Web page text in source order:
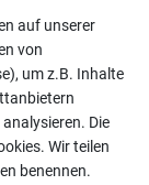
auf unserer
von
um z.B. Inhalte
Die
Wir teilen
benennen.